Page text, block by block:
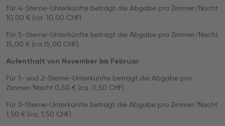
Für 4-Sterne-Unterkünfte beträgt die Abgabe pro Zimmer/Nacht
10,00 € (ca. 10,00 CHF).
Für 5-Sterne-Unterkünfte beträgt die Abgabe pro Zimmer/Nacht
15,00 € (ca.15,00 CHF).
Aufenthalt von November bis Februar
Für 1- und 2-Sterne-Unterkünfte beträgt die Abgabe pro
Zimmer/Nacht 0,50 € (ca. 0,50 CHF).
Für 3-Sterne-Unterkünfte beträgt die Abgabe pro Zimmer/Nacht
1,50 € (ca. 1,50 CHF).